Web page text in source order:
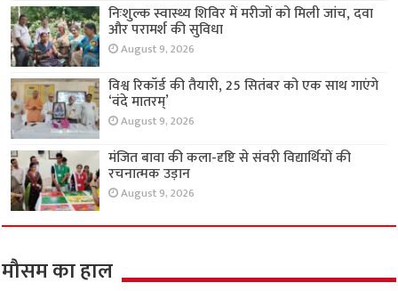
निःशुल्क स्वास्थ्य शिविर में मरीजों को मिली जांच, दवा
और परामर्श की सुविधा
August 9, 2026
विश्व रिकॉर्ड की तैयारी, 25 सितंबर को एक साथ गाएंगे
‘वंदे मातरम्’
August 9, 2026
मंजित बावा की कला-दृष्टि से संवरी विद्यार्थियों की
रचनात्मक उड़ान
August 9, 2026
मौसम का हाल